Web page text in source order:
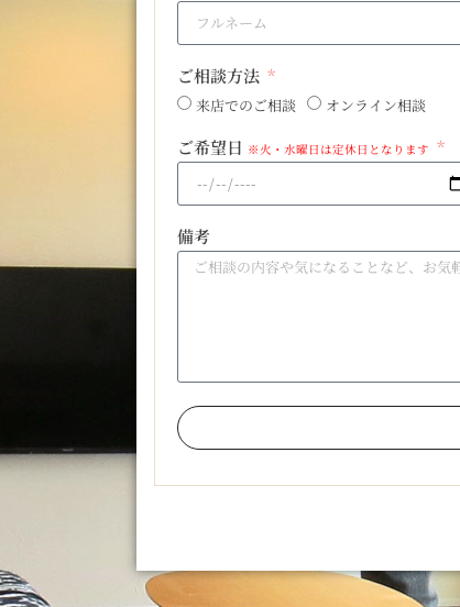
ご相談方法
来店でのご相談 オンライン相談
ご希望日 ※火・水曜日は定休日となります
備考